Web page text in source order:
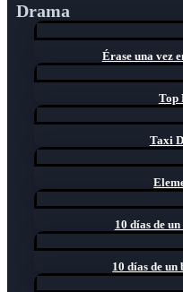
Drama
Érase una vez
Top
Taxi
10 días de
10 días de un